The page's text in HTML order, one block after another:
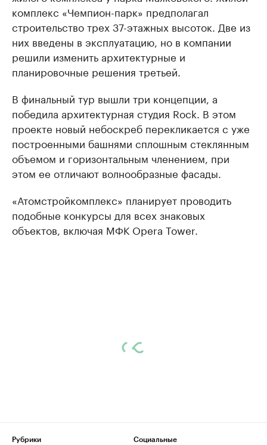
комплекс «Чемпион-парк» предполагал
строительство трех 37-этажных высоток. Две из
них введены в эксплуатацию, но в компании
решили изменить архитектурные и
планировочные решения третьей.
В финальный тур вышли три концепции, а
победила архитектурная студия Rock. В этом
проекте новый небоскреб перекликается с уже
построенными башнями сплошным стеклянным
объемом и горизонтальным членением, при
этом ее отличают волнообразные фасады.
«Атомстройкомплекс» планирует проводить
подобные конкурсы для всех знаковых
объектов, включая МФК Opera Tower.
Рубрики
Социальные